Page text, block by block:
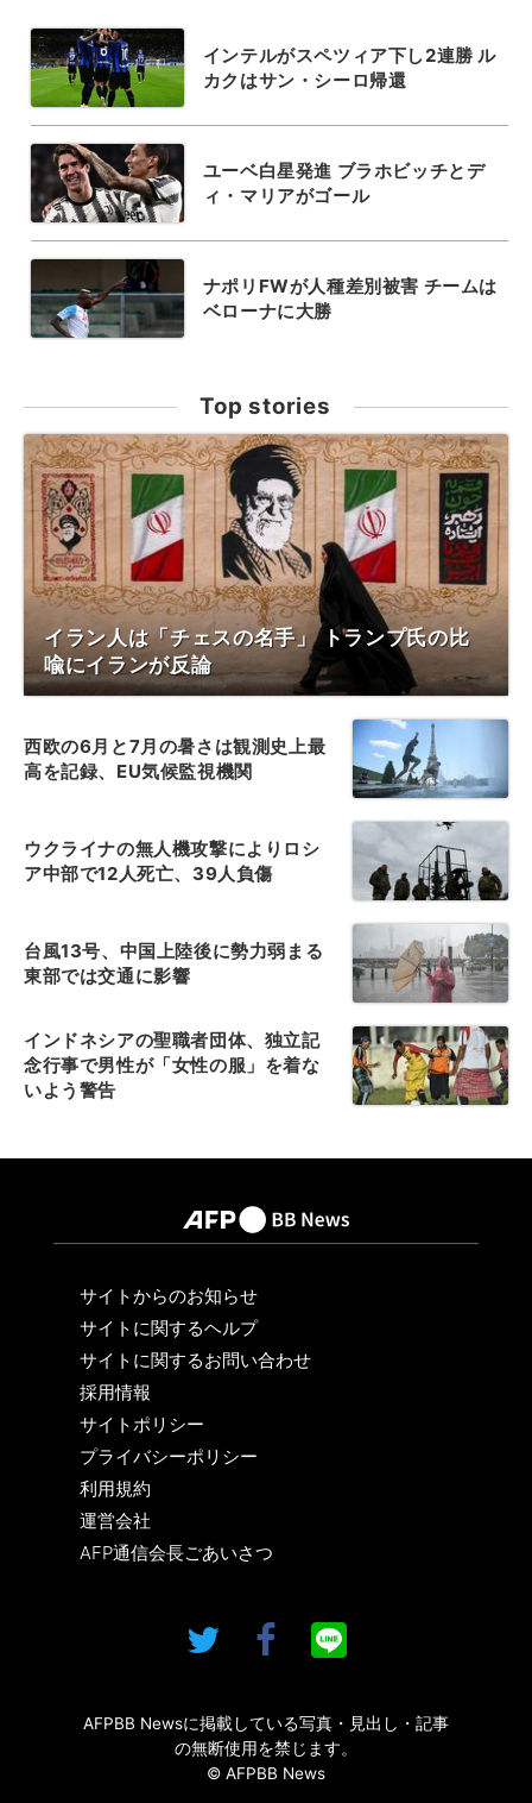
インテルがスペツィア下し2連勝 ル
カクはサン・シーロ帰還
ユーベ白星発進 ブラホビッチとデ
ィ・マリアがゴール
ナポリFWが人種差別被害 チームは
ベローナに大勝
Top stories
イラン人は「チェスの名手」 トランプ氏の比
喩にイランが反論
西欧の6月と7月の暑さは観測史上最
高を記録、EU気候監視機関
ウクライナの無人機攻撃によりロシ
ア中部で12人死亡、39人負傷
台風13号、中国上陸後に勢力弱まる
東部では交通に影響
インドネシアの聖職者団体、独立記
念行事で男性が「女性の服」を着な
いよう警告
サイトからのお知らせ
サイトに関するヘルプ
サイトに関するお問い合わせ
採用情報
サイトポリシー
プライバシーポリシー
利用規約
運営会社
AFP通信会長ごあいさつ
AFPBB Newsに掲載している写真・見出し・記事
の無断使用を禁じます。
© AFPBB News